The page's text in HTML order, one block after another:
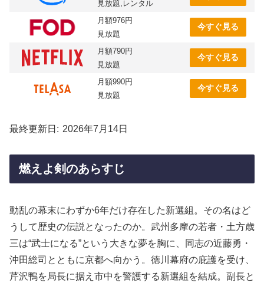
見放題,レンタル
月額976円
見放題
今すぐ見る
月額790円
見放題
今すぐ見る
月額990円
見放題
今すぐ見る
最終更新日 2026年7月14日
燃えよ剣のあらすじ
動乱の幕末にわずか6年だけ存在した新選組。その名はど
うして歴史の伝説となったのか。武州多摩の若者・土方歳
三は“武士になる”という大きな夢を胸に、同志の近藤勇・
沖田総司とともに京都へ向かう。徳川幕府の庇護を受け、
芹沢鴨を局長に据え市中を警護する新選組を結成。副長と